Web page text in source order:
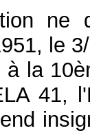
ne
le
à la
41,